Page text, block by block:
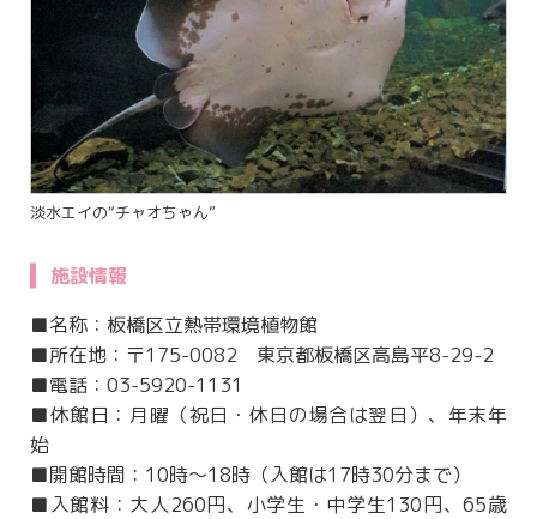
淡水エイの“チャオちゃん”
施設情報
■名称：板橋区立熱帯環境植物館
■所在地：〒175-0082 東京都板橋区⾼島平8-29-2
■電話：03-5920-1131
■休館日：月曜（祝日・休日の場合は翌日）、年末年
始
■開館時間：10時～18時（入館は17時30分まで）
■入館料：大人260円、小学生・中学生130円、65歳